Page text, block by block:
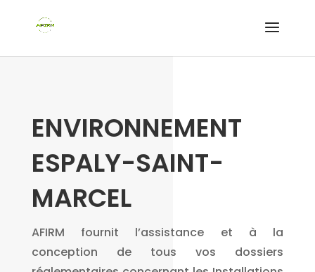
ENVIRONNEMENT
ESPALY-SAINT-
MARCEL
AFIRM fournit l’assistance et à la
conception de tous vos dossiers